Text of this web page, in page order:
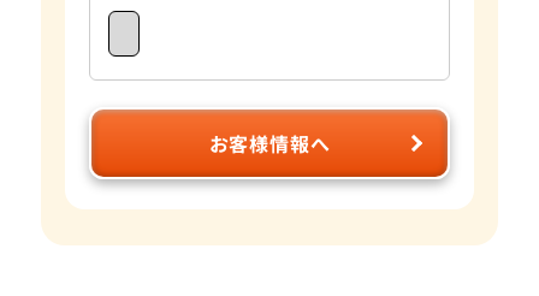
お客様情報へ